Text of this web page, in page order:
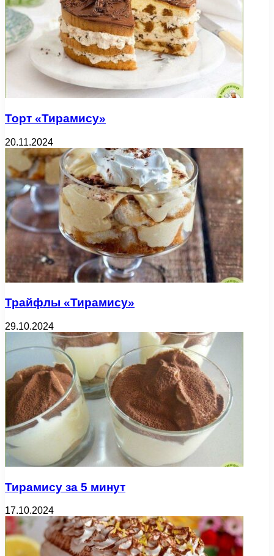
Торт «Тирамису»
20.11.2024
Трайфлы «Тирамису»
29.10.2024
Тирамису за 5 минут
17.10.2024